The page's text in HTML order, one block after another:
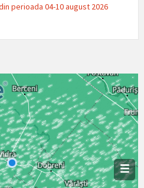
perioada 04-10 august 2026